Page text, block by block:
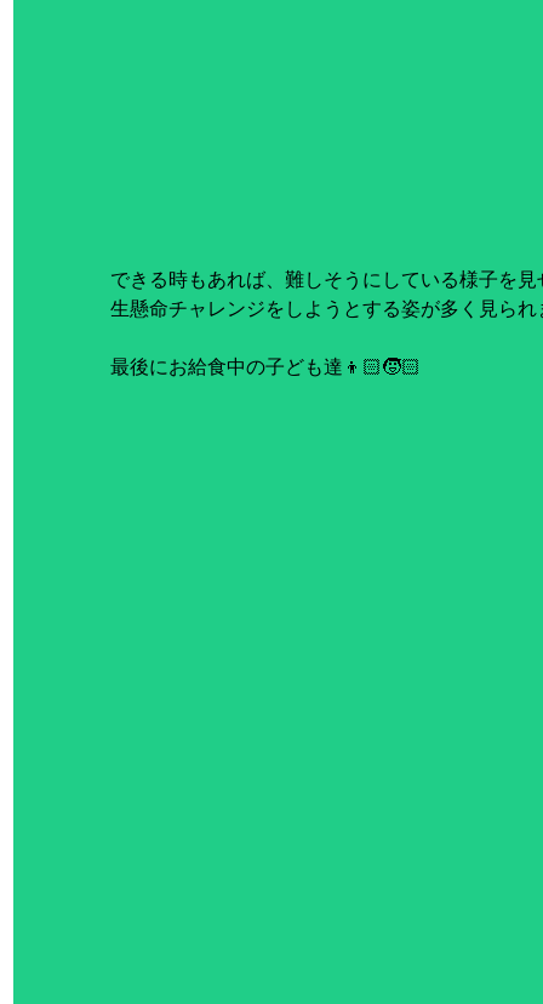
できる時もあれば、難しそうにしている様子を
生懸命チャレンジをしようとする姿が多く見られ
最後にお給食中の子ども達👦🏻🧒🏻